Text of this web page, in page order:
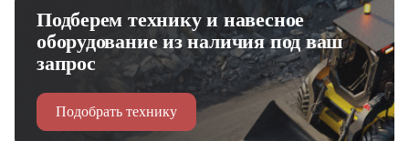
Подберем технику и навесное
оборудование из наличия под ваш
запрос
Подобрать технику